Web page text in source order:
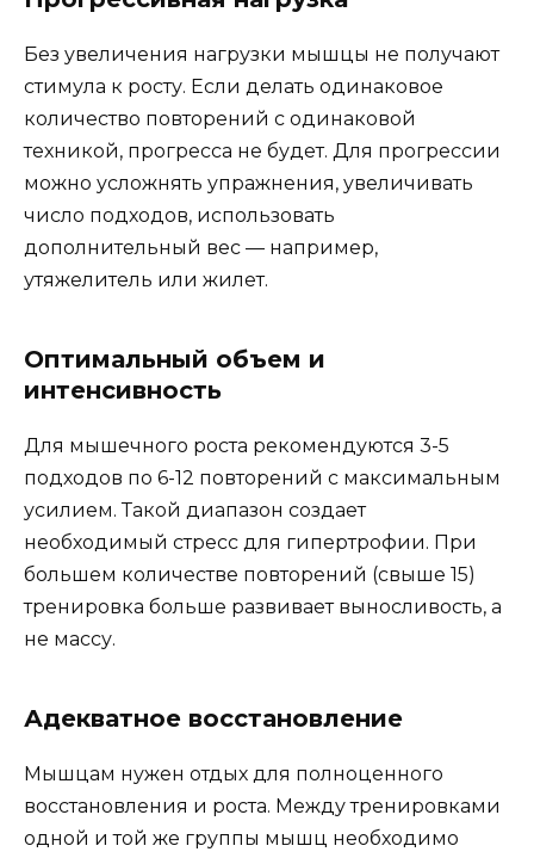
Без увеличения нагрузки мышцы не получают
стимула к росту. Если делать одинаковое
количество повторений с одинаковой
техникой, прогресса не будет. Для прогрессии
можно усложнять упражнения, увеличивать
число подходов, использовать
дополнительный вес — например,
утяжелитель или жилет.
Оптимальный объем и
интенсивность
Для мышечного роста рекомендуются 3-5
подходов по 6-12 повторений с максимальным
усилием. Такой диапазон создает
необходимый стресс для гипертрофии. При
большем количестве повторений (свыше 15)
тренировка больше развивает выносливость, а
не массу.
Адекватное восстановление
Мышцам нужен отдых для полноценного
восстановления и роста. Между тренировками
одной и той же группы мышц необходимо